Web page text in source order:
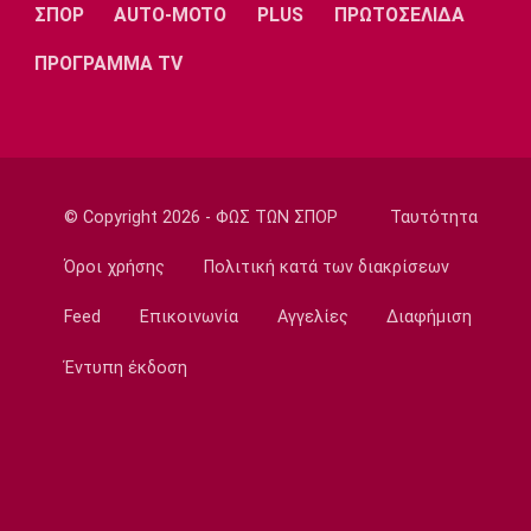
Ποδόσφαιρο - Ελλάδα
προσθήκη κάθε ομάδας
ΠΑΟΚ: Χειρουργήθηκε ο Μεϊτέ
ΣΠΟΡ AUTO-MOTO PLUS ΠΡΩΤΟΣΕΛΙΔΑ
ΠΡΟΓΡΑΜΜΑ TV
© Copyright 2026 - ΦΩΣ ΤΩΝ ΣΠΟΡ Ταυτότητα
Όροι χρήσης Πολιτική κατά των διακρίσεων
Feed Επικοινωνία Αγγελίες Διαφήμιση
Έντυπη έκδοση